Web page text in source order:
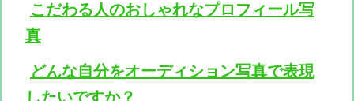
こだわる人のおしゃれなプロフィール写
真
どんな自分をオーディション写真で表現